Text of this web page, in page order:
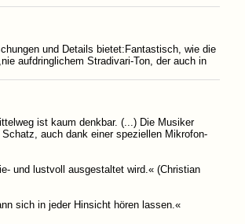
und Details bietet:Fantastisch, wie die
aufdringlichem Stradivari-Ton, der auch in
ist kaum denkbar. (...) Die Musiker
auch dank einer speziellen Mikrofon-
und lustvoll ausgestaltet wird.« (Christian
sich in jeder Hinsicht hören lassen.«